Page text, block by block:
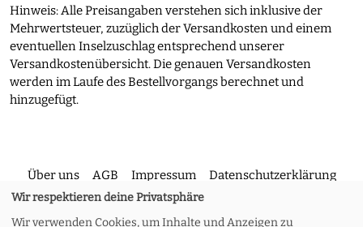
Hinweis: Alle Preisangaben verstehen sich inklusive der
Mehrwertsteuer, zuzüglich der Versandkosten und einem
eventuellen Inselzuschlag entsprechend unserer
Versandkostenübersicht. Die genauen Versandkosten
werden im Laufe des Bestellvorgangs berechnet und
hinzugefügt.
Über uns AGB Impressum Datenschutzerklärung
Wir respektieren deine Privatsphäre
Wir verwenden Cookies, um Inhalte und Anzeigen zu